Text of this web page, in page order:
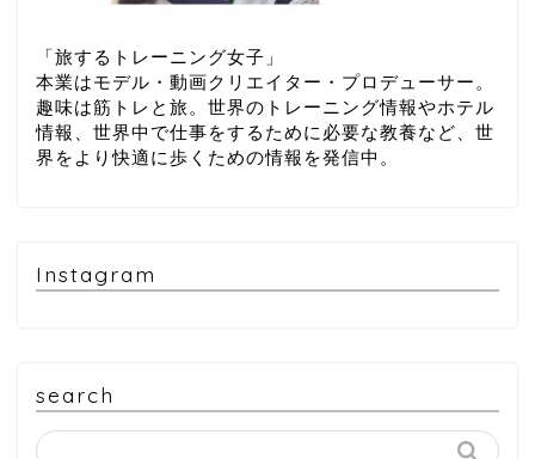
「旅するトレーニング女子」
本業はモデル・動画クリエイター・プロデューサー。
趣味は筋トレと旅。世界のトレーニング情報やホテル
情報、世界中で仕事をするために必要な教養など、世
界をより快適に歩くための情報を発信中。
Instagram
search